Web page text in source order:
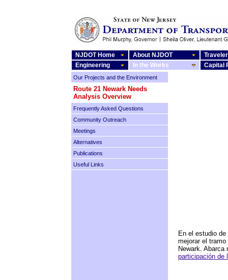
NJDOT Home About NJDOT
Engineering
In the Works Capital
Our Projects and the Environment
Route 21 Newark Needs
Analysis Overview
Frequently Asked Questions
Community Outreach
Meetings
Alternatives
Publications
Useful Links
En el estudio
mejorar el
Newark.
participación de